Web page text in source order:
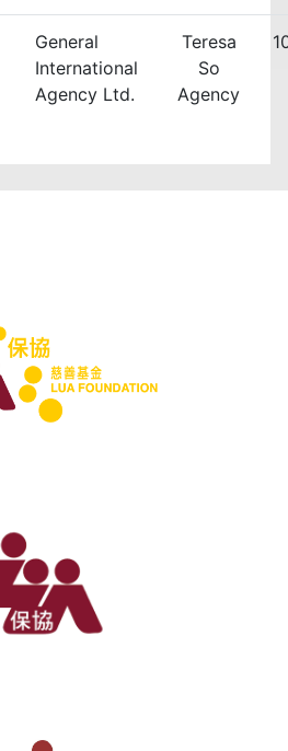
General
International
Agency Ltd.
Teresa
So
Agency